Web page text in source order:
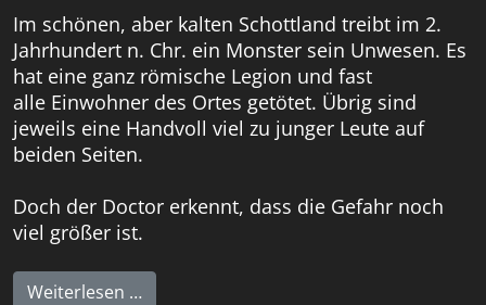
Im schönen, aber kalten Schottland treibt im 2.
Jahrhundert n. Chr. ein Monster sein Unwesen. Es
hat eine ganz römische Legion und fast
alle Einwohner des Ortes getötet. Übrig sind
jeweils eine Handvoll viel zu junger Leute auf
beiden Seiten.
Doch der Doctor erkennt, dass die Gefahr noch
viel größer ist.
Weiterlesen …